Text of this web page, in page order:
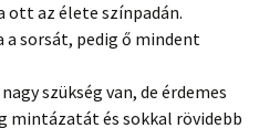
az élete színpadán.
sorsát, pedig ő mindent
szükség van, de érdemes
mintázatát és sokkal rövidebb